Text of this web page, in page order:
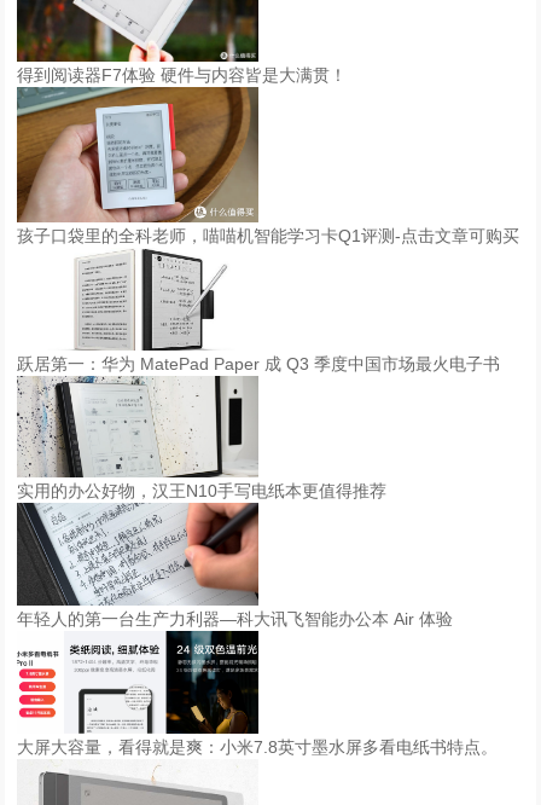
得到阅读器F7体验 硬件与内容皆是大满贯！
孩子口袋里的全科老师，喵喵机智能学习卡Q1评测-点击文章可购买
跃居第一：华为 MatePad Paper 成 Q3 季度中国市场最火电子书
实用的办公好物，汉王N10手写电纸本更值得推荐
年轻人的第一台生产力利器—科大讯飞智能办公本 Air 体验
大屏大容量，看得就是爽：小米7.8英寸墨水屏多看电纸书特点。